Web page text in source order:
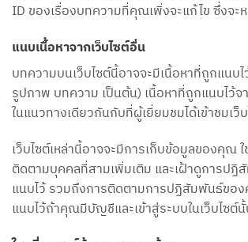
ID ของเรื่องบทความที่คุณเพิ่งจะแก้ไข ซึ่งจะ
แนบเนื้อหาจากเว็บไซต์อื่น
บทความบนเว็บไซต์นี้อาจจะมีเนื้อหาที่ถูกแนบไ
รูปภาพ บทความ เป็นต้น) เนื้อหาที่ถูกแนบไว้จ
ในแนวทางเดียวกันกับที่ผู้เยี่ยมชมได้เข้าชมเว็
เว็บไซต์เหล่านี้อาจจะมีการเก็บข้อมูลของคุณ
ติดตามบุคคลที่สามเพิ่มเติม และเฝ้าดูการปฏิ
แนบไว้ รวมถึงการติดตามการปฏิสัมพันธ์ขอ
แนบไว้ถ้าคุณมีบัญชีและเข้าสู่ระบบในเว็บไซต์นั้